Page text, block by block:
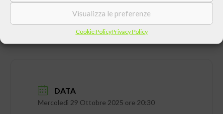
Visualizza le preferenze
Cookie PolicyPrivacy Policy
DATA
Mercoledì 29 Ottobre 2025 ore 20:30